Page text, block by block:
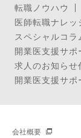
転職ノウハウ
医師転職ナレッ
スペシャルコラ
開業医支援サポ
求人のお知らせ
開業医支援サ
会社概要